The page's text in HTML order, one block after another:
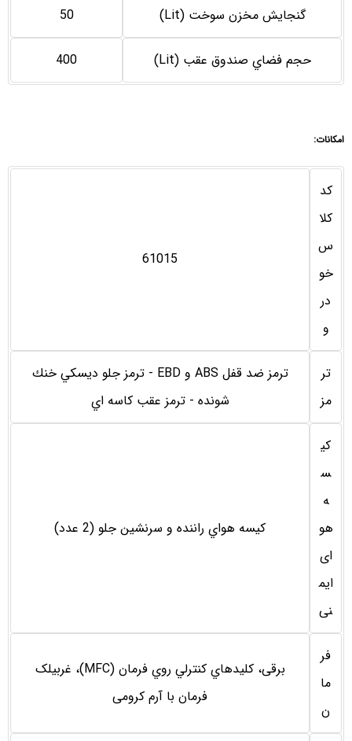
گنجايش مخزن سوخت (Lit) 50
حجم فضاي صندوق عقب (Lit) 400
امکانات:
کد
کلا
س
خو
در
و
61015
تر
مز
ترمز ضد قفل ABS و EBD - ترمز جلو ديسكي خنك
شونده - ترمز عقب كاسه اي
کی
س
ه
هو
ای
ایم
نی
كيسه هواي راننده و سرنشين جلو (2 عدد)
فر
ما
ن
برقی، كليدهاي كنترلي روي فرمان (MFC)، غربیلک
فرمان با آرم کرومی